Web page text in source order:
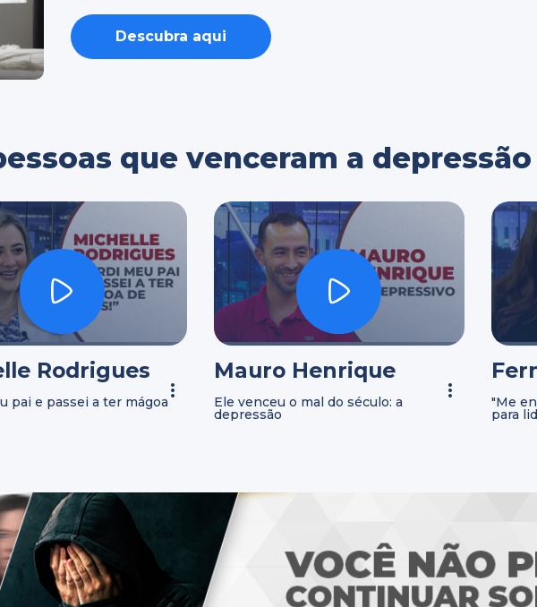
Descubra aqui
que venceram a depressão
Rodrigues
pai e passei a ter mágoa
Mauro Henrique
Ele venceu o mal do século: a
depressão
"Me
para